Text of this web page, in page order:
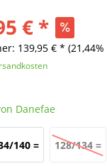
€ *
139,95 € *
Danefae
140 = 128/134 =